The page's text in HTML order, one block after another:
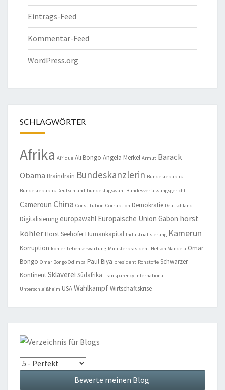
Eintrags-Feed
Kommentar-Feed
WordPress.org
SCHLAGWÖRTER
Afrika Afrique Ali Bongo Angela Merkel Armut Barack
Obama Braindrain Bundeskanzlerin Bundesrepublik
Bundesrepublik Deutschland bundestagswahl Bundesverfassungsgericht
Cameroun China Constitution Corruption Demokratie Deutschland
Digitalisierungeuropawahl Europäische Union Gabon horst
köhler Horst Seehofer Humankapital Industrialisierung Kamerun
Korruption köhler Lebenserwartung Ministerpräsident Nelson Mandela Omar
Bongo Omar Bongo Odimba Paul Biya president Rohstoffe Schwarzer
KontinentSklaverei Südafrika Transparency International
Unterschleißheim USAWahlkampfWirtschaftskrise